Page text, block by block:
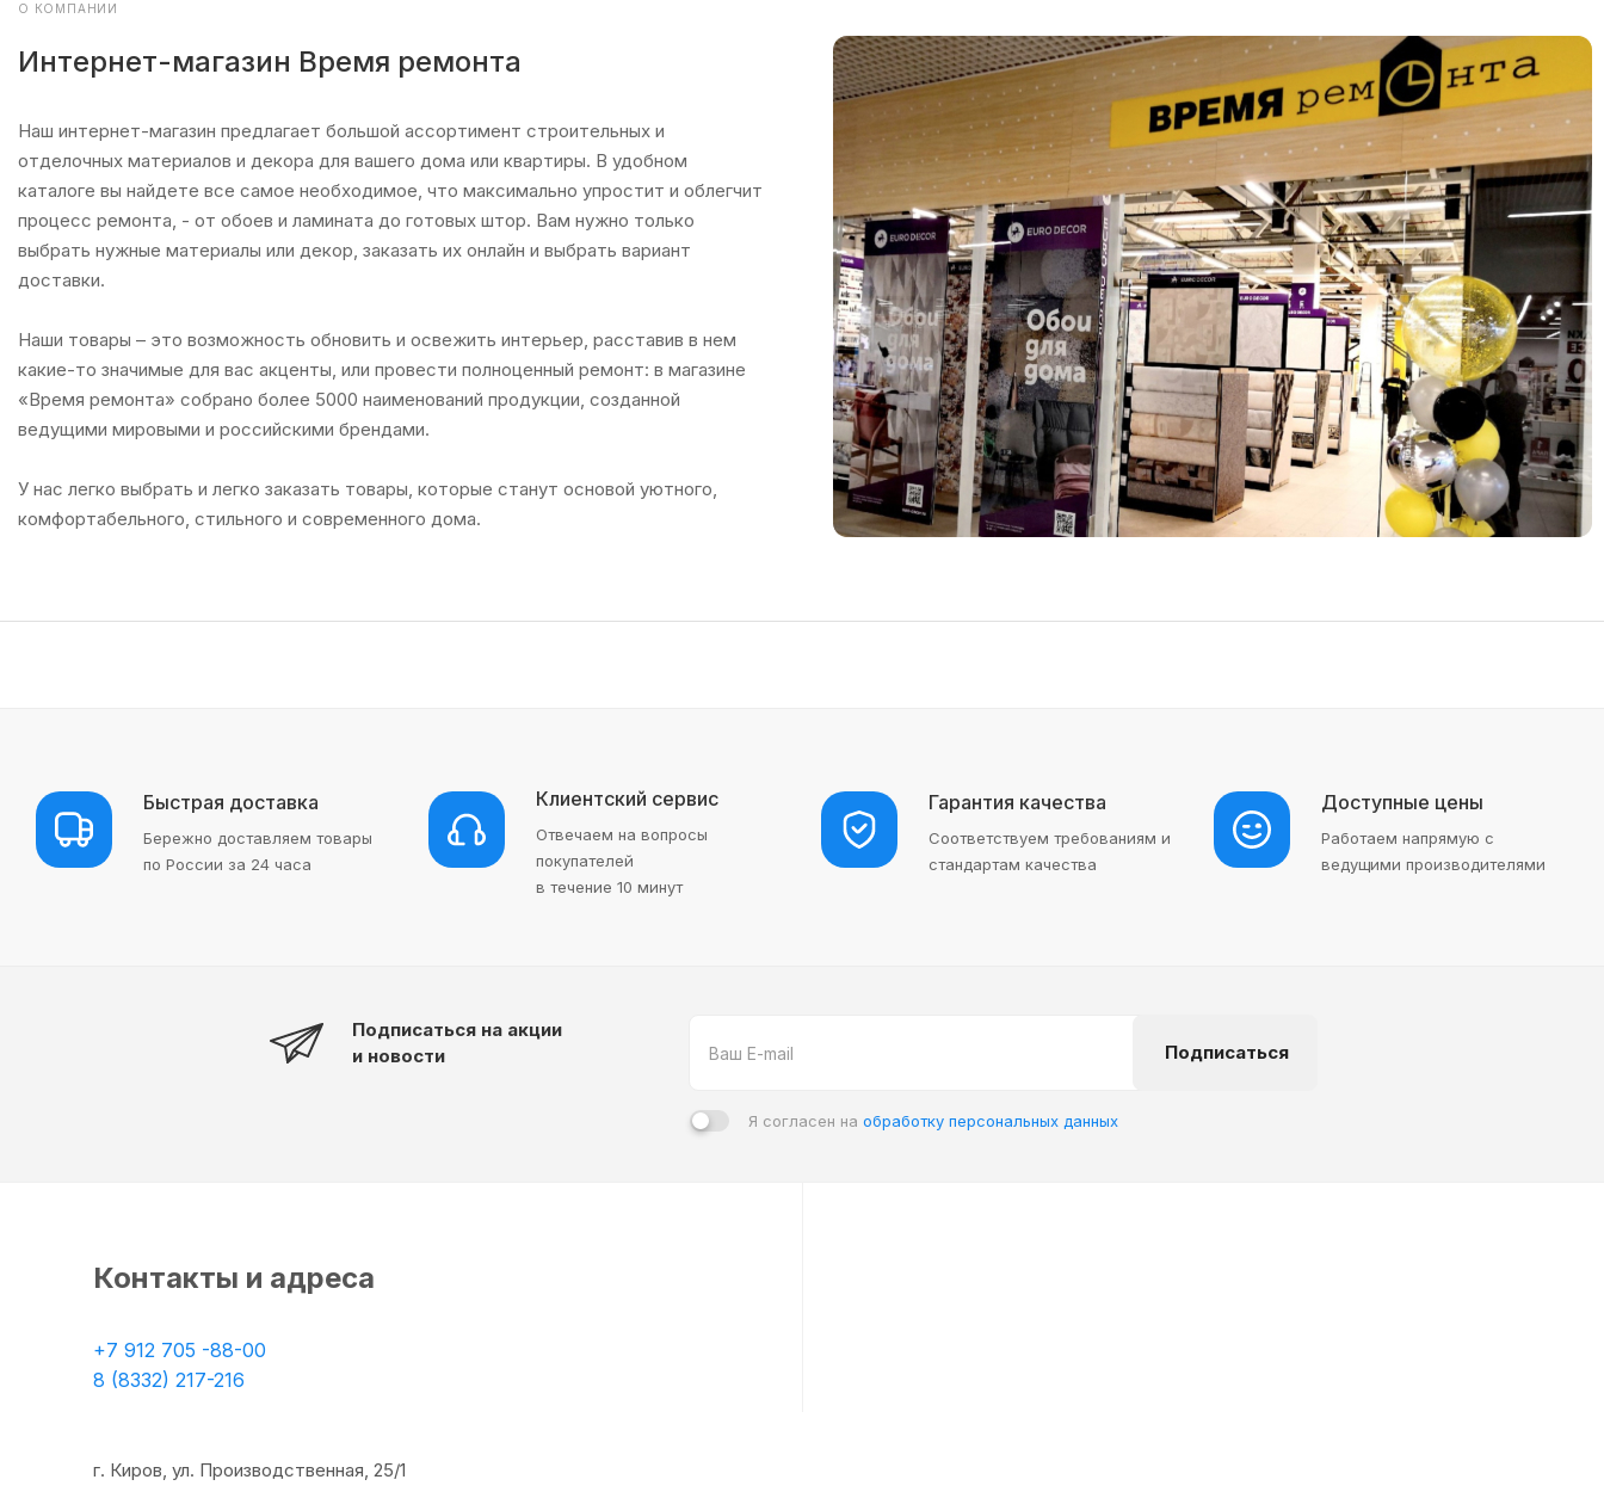
О КОМПАНИИ
Интернет-магазин Время ремонта
Наш интернет-магазин предлагает большой ассортимент строительных и
отделочных материалов и декора для вашего дома или квартиры. В удобном
каталоге вы найдете все самое необходимое, что максимально упростит и облегчит
процесс ремонта, - от обоев и ламината до готовых штор. Вам нужно только
выбрать нужные материалы или декор, заказать их онлайн и выбрать вариант
доставки.
Наши товары – это возможность обновить и освежить интерьер, расставив в нем
какие-то значимые для вас акценты, или провести полноценный ремонт: в магазине
«Время ремонта» собрано более 5000 наименований продукции, созданной
ведущими мировыми и российскими брендами.
У нас легко выбрать и легко заказать товары, которые станут основой уютного,
комфортабельного, стильного и современного дома.
Быстрая доставка
Бережно доставляем товары
по России за 24 часа
Клиентский сервис
Отвечаем на вопросы
покупателей
в течение 10 минут
Гарантия качества
Соответствуем требованиям и
стандартам качества
Доступные цены
Работаем напрямую с
ведущими производителями
Подписаться на акции
и новости
Подписаться
Я согласен на обработку персональных данных
Контакты и адреса
+7 912 705 -88-00
8 (8332) 217-216
г. Киров, ул. Производственная, 25/1